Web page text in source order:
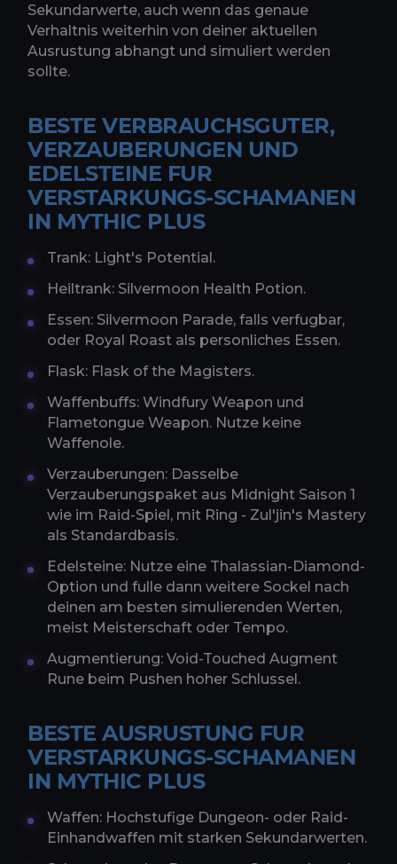
Sekundarwerte, auch wenn das genaue
Verhaltnis weiterhin von deiner aktuellen
Ausrustung abhangt und simuliert werden
sollte.
BESTE VERBRAUCHSGUTER,
VERZAUBERUNGEN UND
EDELSTEINE FUR
VERSTARKUNGS-SCHAMANEN
IN MYTHIC PLUS
Trank: Light's Potential.
Heiltrank: Silvermoon Health Potion.
Essen: Silvermoon Parade, falls verfugbar,
oder Royal Roast als personliches Essen.
Flask: Flask of the Magisters.
Waffenbuffs: Windfury Weapon und
Flametongue Weapon. Nutze keine
Waffenole.
Verzauberungen: Dasselbe
Verzauberungspaket aus Midnight Saison 1
wie im Raid-Spiel, mit Ring - Zul'jin's Mastery
als Standardbasis.
Edelsteine: Nutze eine Thalassian-Diamond-
Option und fulle dann weitere Sockel nach
deinen am besten simulierenden Werten,
meist Meisterschaft oder Tempo.
Augmentierung: Void-Touched Augment
Rune beim Pushen hoher Schlussel.
BESTE AUSRUSTUNG FUR
VERSTARKUNGS-SCHAMANEN
IN MYTHIC PLUS
Waffen: Hochstufige Dungeon- oder Raid-
Einhandwaffen mit starken Sekundarwerten.